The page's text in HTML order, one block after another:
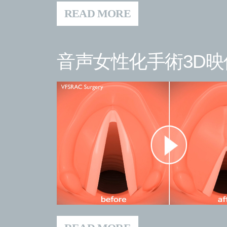
READ MORE
音声女性化手術3D